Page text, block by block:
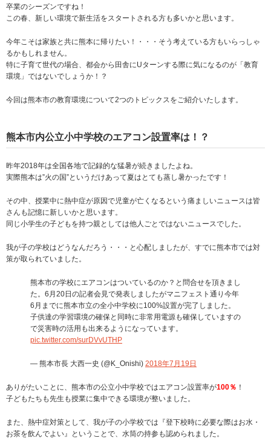
卒業のシーズンですね！
この春、新しい環境で新生活をスタートされる方も多いかと思います。
今年こそは家族と共に熊本に帰りたい！・・・そう考えている方もいらっしゃ
るかもしれません。
特に子育て世代の場合、都会から田舎にUターンする際に気になるのが「教育
環境」ではないでしょうか！？
今回は熊本市の教育環境について2つのトピックスをご紹介いたします。
熊本市内公立小中学校のエアコン設置率は！？
昨年2018年は全国各地で記録的な猛暑が続きましたよね。
実際熊本は”火の国”というだけあって夏はとても蒸し暑かったです！
その中、授業中に熱中症が原因で児童が亡くなるという痛ましいニュースは皆
さんも記憶に新しいかと思います。
同じ小学生の子どもを持つ親としては他人ごとではないニュースでした。
我が子の学校はどうなんだろう・・・と心配しましたが、すでに熊本市では対
策が取られていました。
熊本市の学校にエアコンはついているのか？と問合せを頂きまし
た。6月20日の記者会見で発表しましたがマニフェスト通り今年
6月までに熊本市立の全小中学校に100%設置が完了しました。
子供達の学習環境の確保と同時に非常用電源も確保していますの
で災害時の活用も出来るようになっています。
pic.twitter.com/surDVvUTHP
— 熊本市長 大西一史 (@K_Onishi) 2018年7月19日
ありがたいことに、熊本市の公立小中学校ではエアコン設置率が100％ ！
子どもたちも先生も授業に集中できる環境が整いました。
また、熱中症対策として、我が子の小学校では『登下校時に必要な際はお水・
お茶を飲んでよい』ということで、水筒の持参も認められました。